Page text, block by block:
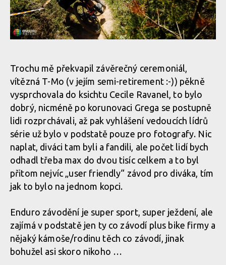
Trochu mě překvapil závěrečný ceremoniál,
vítězná T-Mo (v jejím semi-retirement :-)) pěkně
vysprchovala do ksichtu Cecile Ravanel, to bylo
dobrý, nicméně po korunovaci Grega se postupně
lidi rozprchávali, až pak vyhlášení vedoucích lídrů
série už bylo v podstatě pouze pro fotografy. Nic
naplat, diváci tam byli a fandili, ale počet lidí bych
odhadl třeba max do dvou tisíc celkem a to byl
přitom nejvíc „user friendly“ závod pro diváka, tím
jak to bylo na jednom kopci.
Enduro závodění je super sport, super ježdení, ale
zajímá v podstatě jen ty co závodí plus bike firmy a
nějaký kámoše/rodinu těch co závodí, jinak
bohužel asi skoro nikoho …